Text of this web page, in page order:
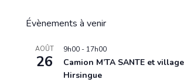
Évènements à venir
AOÛT
26
9h00 - 17h00
Camion M’TA SANTE et
Hirsingue